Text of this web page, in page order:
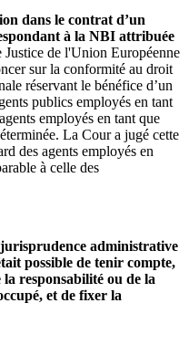
dans le contrat d’un
à la NBI attribuée
Justice de l'Union Européenne
sur la conformité au droit
réservant le bénéfice d’un
publics employés en tant
employés en tant que
La Cour a jugé cette
des agents employés en
à celle des
administrative
possible de tenir compte,
responsabilité ou de la
et de fixer la